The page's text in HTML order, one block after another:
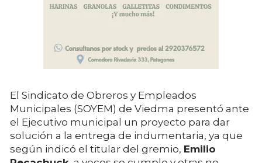
El Sindicato de Obreros y Empleados
Municipales (SOYEM) de Viedma presentó ante
el Ejecutivo municipal un proyecto para dar
solución a la entrega de indumentaria, ya que
según indicó el titular del gremio, Emilio